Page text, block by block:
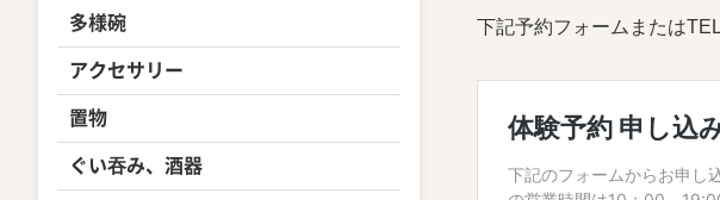
多様碗
アクセサリー
置物
ぐい吞み、酒器
下記予約フォームまたは